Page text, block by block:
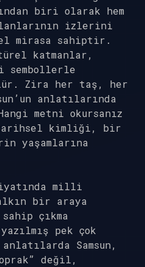
biri olarak hem
izlerini
mirasa sahiptir.
katmanlar,
sembollerle
Zira her taş, her
anlatılarında
metni okursanız
tarihsel kimliği, bir
yaşamlarına
milli
bir araya
çıkma
pek çok
Samsun,
değil,